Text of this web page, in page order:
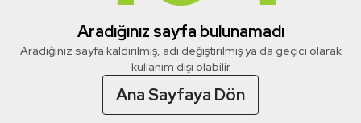
Aradığınız sayfa bulunamadı
Aradığınız sayfa kaldırılmış, adı değiştirilmiş ya da geçici olarak
kullanım dışı olabilir
Ana Sayfaya Dön